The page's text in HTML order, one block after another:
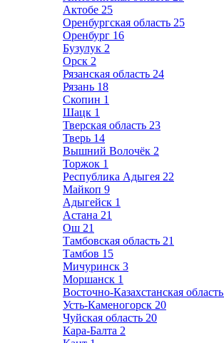
Актобе 25
Оренбургская область 25
Оренбург 16
Бузулук 2
Орск 2
Рязанская область 24
Рязань 18
Скопин 1
Шацк 1
Тверская область 23
Тверь 14
Вышний Волочёк 2
Торжок 1
Республика Адыгея 22
Майкоп 9
Адыгейск 1
Астана 21
Ош 21
Тамбовская область 21
Тамбов 15
Мичуринск 3
Моршанск 1
Восточно-Казахстанская область
Усть-Каменогорск 20
Чуйская область 20
Кара-Балта 2